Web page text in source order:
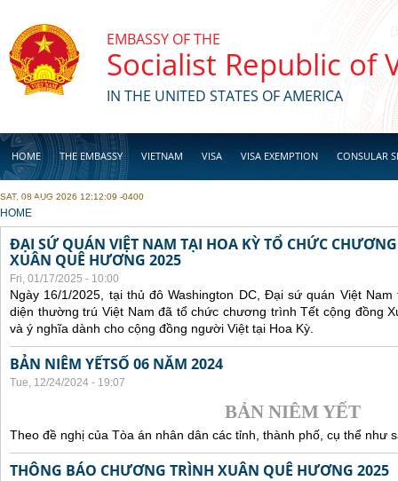
EMBASSY OF THE
Socialist Republic of
IN THE UNITED STATES OF AMERICA
HOME THE EMBASSY VIETNAM VISA VISA EXEMPTION CONSULAR
BUSINESS
SAT, 08 AUG 2026 12:12:09 -0400
YOU ARE HERE
HOME
ĐẠI SỨ QUÁN VIỆT NAM TẠI HOA KỲ TỔ CHỨC
XUÂN QUÊ HƯƠNG 2025
Fri, 01/17/2025 - 10:00
Ngày 16/1/2025, tại thủ đô Washington DC, Đại sứ quán Việt
diện thường trú Việt Nam đã tổ chức chương trình Tết cộng đồng
và ý nghĩa dành cho cộng đồng người Việt tại Hoa Kỳ.
BẢN NIÊM YẾTSỐ 06 NĂM 2024
Tue, 12/24/2024 - 19:07
BẢN NIÊM YẾT
Theo đề nghị của Tòa án nhân dân các tỉnh, thành phố, cụ thể như
THÔNG BÁO CHƯƠNG TRÌNH XUÂN QUÊ HƯƠNG 2025